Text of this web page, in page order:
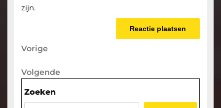
zijn.
Berichtnavigatie
Vorige
Vorige
Volgende
Volgende
Zoeken